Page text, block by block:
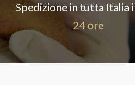
Spedizione in tutta Italia
24 ore